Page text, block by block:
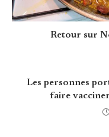
Retour sur
Les personnes
faire